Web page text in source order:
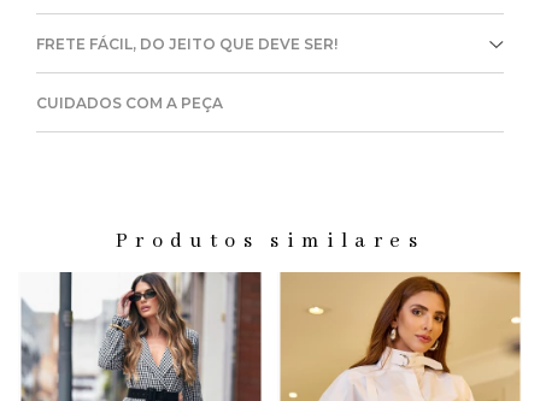
FRETE FÁCIL, DO JEITO QUE DEVE SER!
CUIDADOS COM A PEÇA
Produtos similares